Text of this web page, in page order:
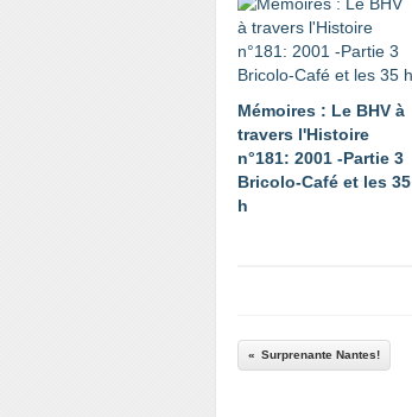
Mémoires : Le BHV à
travers l'Histoire
n°181: 2001 -Partie 3
Bricolo-Café et les 35
h
Surprenante Nantes!